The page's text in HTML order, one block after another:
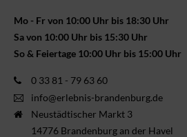
Mo - Fr von 10:00 Uhr bis 18:30 Uhr
Sa von 10:00 Uhr bis 15:30 Uhr
So & Feiertage 10:00 Uhr bis 15:00 Uhr
0 33 81 - 79 63 60
info@erlebnis-brandenburg.de
Neustädtischer Markt 3
14776 Brandenburg an der Havel